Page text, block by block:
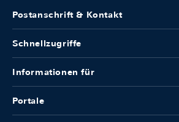
Postanschrift & Kontakt
Schnellzugriffe
Informationen für
Portale